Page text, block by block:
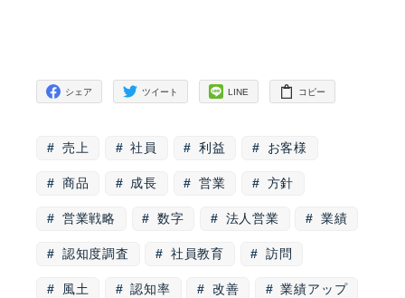
シェア ツイート LINE コピー
売上 社員 利益 お客様
商品 成長 営業 方針
営業戦略 数字 法人営業 業績
認知度調査 社員教育 訪問
風土 認知率 改善 業績アップ